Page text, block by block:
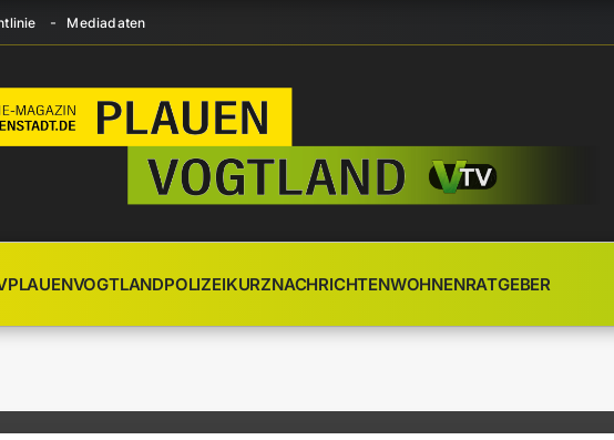
Mediadaten
PLAUENVOGTLANDPOLIZEIKURZNACHRICHTENWOHNENRATGEBER